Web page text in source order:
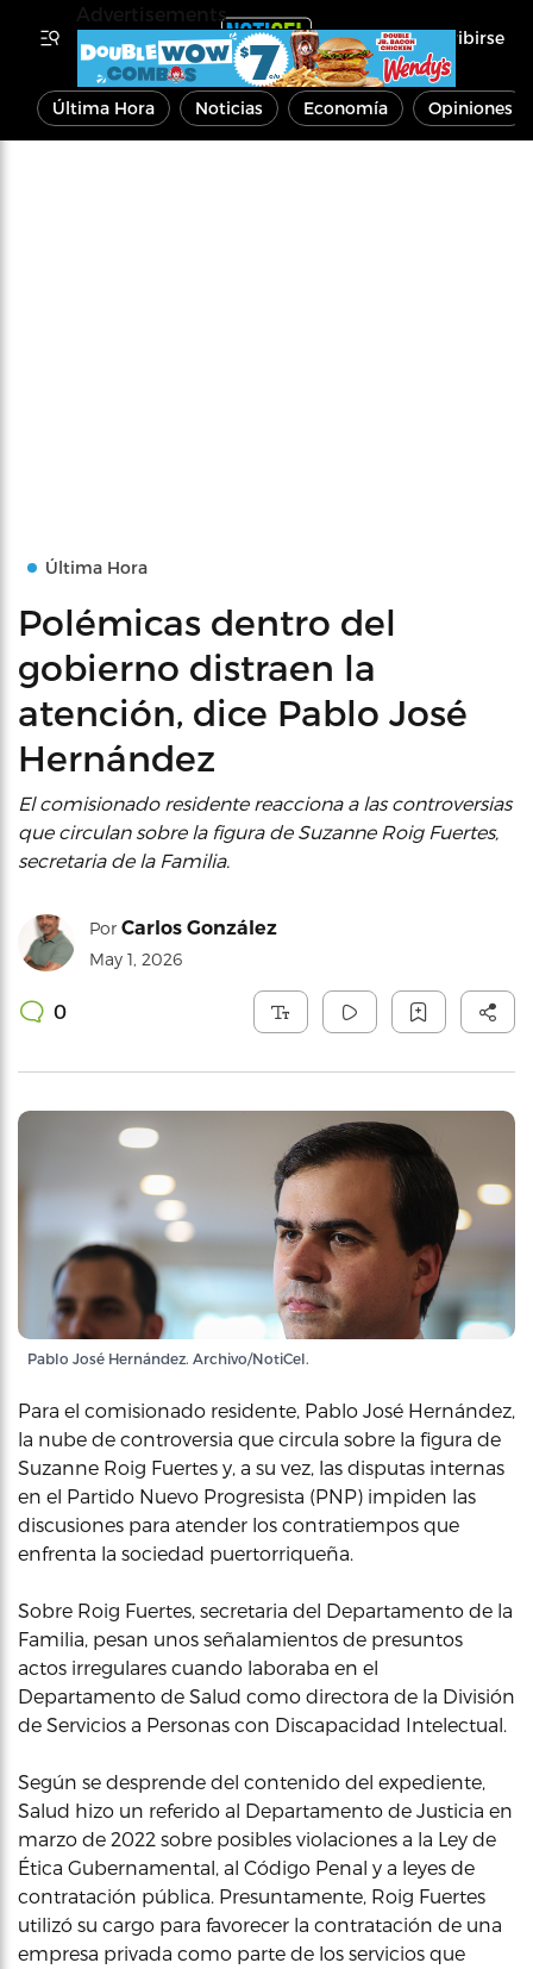
Inscribirse
Última Hora Noticias Economía Opiniones
Última Hora
Polémicas dentro del
gobierno distraen la
atención, dice Pablo José
Hernández
El comisionado residente reacciona a las controversias
que circulan sobre la figura de Suzanne Roig Fuertes,
secretaria de la Familia.
Por Carlos González
May 1, 2026
0
Pablo José Hernández. Archivo/NotiCel.
Para el comisionado residente, Pablo José Hernández,
la nube de controversia que circula sobre la figura de
Suzanne Roig Fuertes y, a su vez, las disputas internas
en el Partido Nuevo Progresista (PNP) impiden las
discusiones para atender los contratiempos que
enfrenta la sociedad puertorriqueña.
Sobre Roig Fuertes, secretaria del Departamento de la
Familia, pesan unos señalamientos de presuntos
actos irregulares cuando laboraba en el
Departamento de Salud como directora de la División
de Servicios a Personas con Discapacidad Intelectual.
Según se desprende del contenido del expediente,
Salud hizo un referido al Departamento de Justicia en
marzo de 2022 sobre posibles violaciones a la Ley de
Ética Gubernamental, al Código Penal y a leyes de
contratación pública. Presuntamente, Roig Fuertes
utilizó su cargo para favorecer la contratación de una
empresa privada como parte de los servicios que
Advertisements